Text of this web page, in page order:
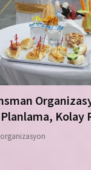
Planlama, Kolay